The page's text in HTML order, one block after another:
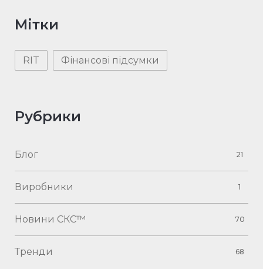
Мітки
RIT Фінансові підсумки
Рубрики
Блог 21
Виробники 1
Новини СКС™ 70
Тренди 68